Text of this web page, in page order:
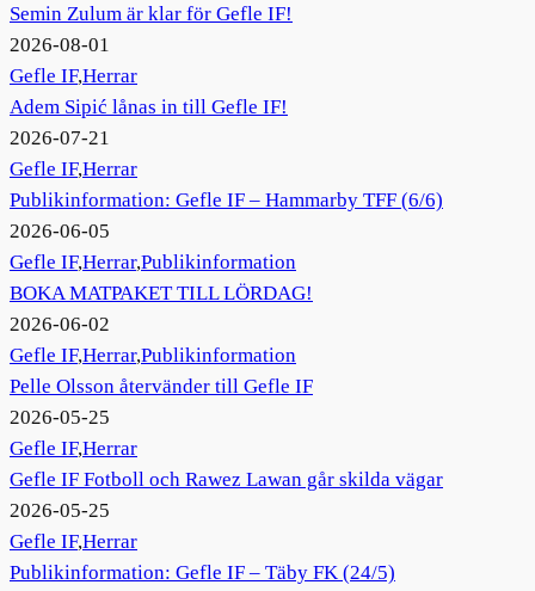
Semin Zulum är klar för Gefle IF!
2026-08-01
Gefle IF,Herrar
Adem Sipić lånas in till Gefle IF!
2026-07-21
Gefle IF,Herrar
Publikinformation: Gefle IF – Hammarby TFF (6/6)
2026-06-05
Gefle IF,Herrar,Publikinformation
BOKA MATPAKET TILL LÖRDAG!
2026-06-02
Gefle IF,Herrar,Publikinformation
Pelle Olsson återvänder till Gefle IF
2026-05-25
Gefle IF,Herrar
Gefle IF Fotboll och Rawez Lawan går skilda vägar
2026-05-25
Gefle IF,Herrar
Publikinformation: Gefle IF – Täby FK (24/5)